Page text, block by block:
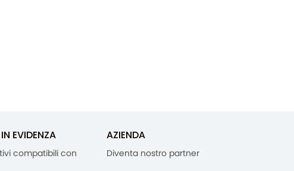
EVIDENZA
compatibili con
AZIENDA
Diventa nostro partner